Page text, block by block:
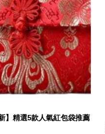
】精選5款人氣紅包袋推薦